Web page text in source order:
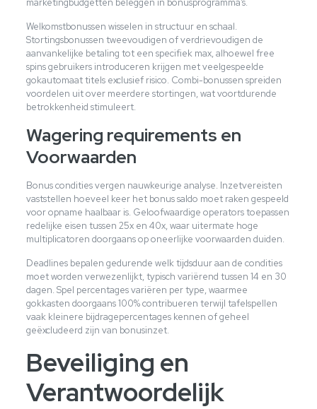
marketingbudgetten beleggen in bonusprogramma’s.
Welkomstbonussen wisselen in structuur en schaal.
Stortingsbonussen tweevoudigen of verdrievoudigen de
aanvankelijke betaling tot een specifiek max, alhoewel free
spins gebruikers introduceren krijgen met veelgespeelde
gokautomaat titels exclusief risico. Combi-bonussen spreiden
voordelen uit over meerdere stortingen, wat voortdurende
betrokkenheid stimuleert.
Wagering requirements en
Voorwaarden
Bonus condities vergen nauwkeurige analyse. Inzetvereisten
vaststellen hoeveel keer het bonus saldo moet raken gespeeld
voor opname haalbaar is. Geloofwaardige operators toepassen
redelijke eisen tussen 25x en 40x, waar uitermate hoge
multiplicatoren doorgaans op oneerlijke voorwaarden duiden.
Deadlines bepalen gedurende welk tijdsduur aan de condities
moet worden verwezenlijkt, typisch variërend tussen 14 en 30
dagen. Spel percentages variëren per type, waarmee
gokkasten doorgaans 100% contribueren terwijl tafelspellen
vaak kleinere bijdragepercentages kennen of geheel
geëxcludeerd zijn van bonusinzet.
Beveiliging en
Verantwoordelijk